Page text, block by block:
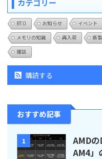
カテゴリー
BTO お知らせ イベント
メモリの知識
再入荷 新
雑談
購読する
おすすめ記事
1
AMD
AM4」